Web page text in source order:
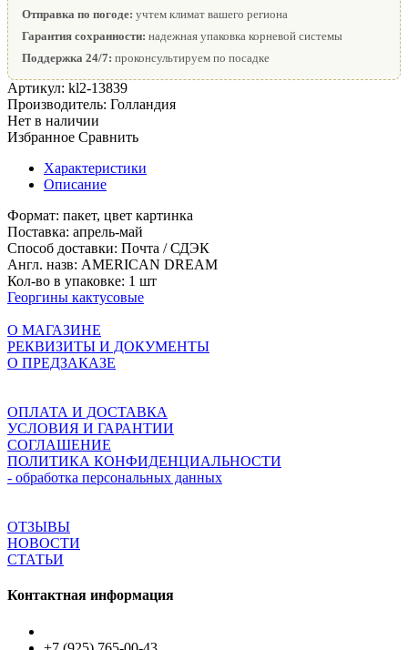
Отправка по погоде: учтем климат вашего региона
Гарантия сохранности: надежная упаковка корневой системы
Поддержка 24/7: проконсультируем по посадке
Артикул: kl2-13839
Производитель: Голландия
Нет в наличии
Избранное Сравнить
Характеристики
Описание
Формат: пакет, цвет картинка
Поставка: апрель-май
Способ доставки: Почта / СДЭК
Англ. назв: AMERICAN DREAM
Кол-во в упаковке: 1 шт
Георгины кактусовые
О МАГАЗИНЕ
РЕКВИЗИТЫ И ДОКУМЕНТЫ
О ПРЕДЗАКАЗЕ
ОПЛАТА И ДОСТАВКА
УСЛОВИЯ И ГАРАНТИИ
СОГЛАШЕНИЕ
ПОЛИТИКА КОНФИДЕНЦИАЛЬНОСТИ
- обработка персональных данных
ОТЗЫВЫ
НОВОСТИ
СТАТЬИ
Контактная информация